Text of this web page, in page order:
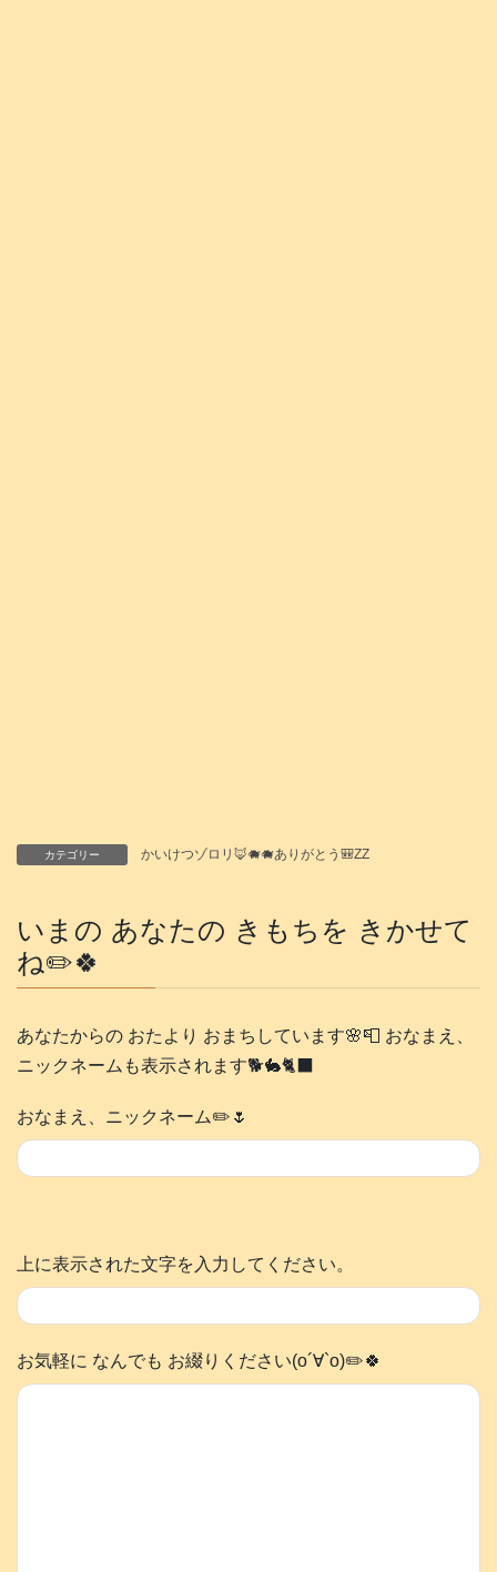
カテゴリー かいけつゾロリ🦊🐗🐗ありがとう🎒ZZ
いまの あなたの きもちを きかせて
ね✏️🍀
あなたからの おたより おまちしています🌸📮 おなまえ、
ニックネームも表示されます🐕️🐇🐈‍⬛
おなまえ、ニックネーム✏️🌷
上に表示された文字を入力してください。
お気軽に なんでも お綴りください(о´∀`о)✏️🍀